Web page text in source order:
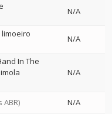
N/A
limoeiro
N/A
In The
N/A
ABR)
N/A